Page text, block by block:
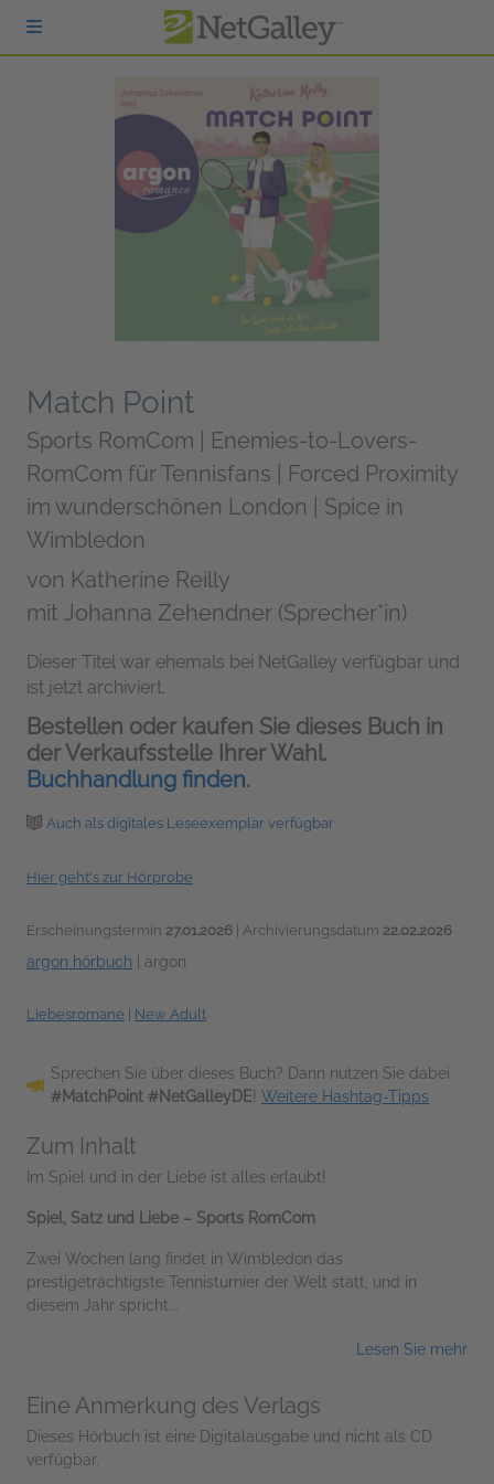
zum Hauptinhalt springen
Match Point
Sports RomCom | Enemies-to-Lovers-
RomCom für Tennisfans | Forced Proximity
im wunderschönen London | Spice in
Wimbledon
von Katherine Reilly
mit Johanna Zehendner (Sprecher*in)
Dieser Titel war ehemals bei NetGalley verfügbar und
ist jetzt archiviert.
Bestellen oder kaufen Sie dieses Buch in
der Verkaufsstelle Ihrer Wahl.
Buchhandlung finden.
Auch als digitales Leseexemplar verfügbar
Hier geht's zur Hörprobe
Erscheinungstermin 27.01.2026 | Archivierungsdatum 22.02.2026
argon hörbuch argon
Liebesromane New Adult
Sprechen Sie über dieses Buch? Dann nutzen Sie dabei
#MatchPoint #NetGalleyDE! Weitere Hashtag-Tipps
Zum Inhalt
Im Spiel und in der Liebe ist alles erlaubt!
Spiel, Satz und Liebe – Sports RomCom
Zwei Wochen lang findet in Wimbledon das
prestigeträchtigste Tennisturnier der Welt statt, und in
diesem Jahr spricht...
Lesen Sie mehr
Eine Anmerkung des Verlags
Dieses Hörbuch ist eine Digitalausgabe und nicht als CD
verfügbar.